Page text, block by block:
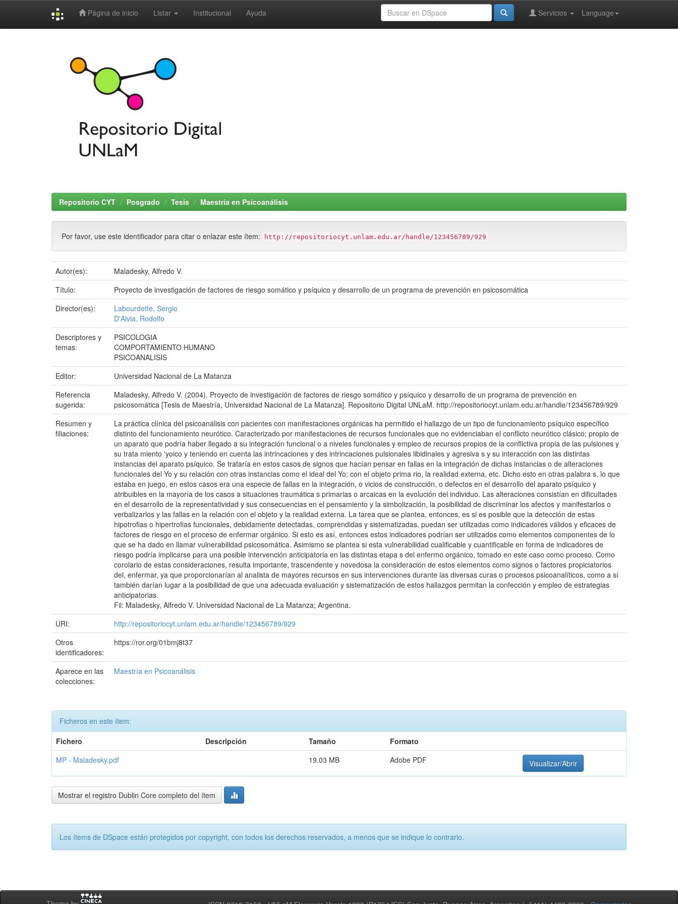
Página de inicio Listar Institucional Ayuda Language
Servicios
Repositorio CYT Posgrado Tesis Maestría en Psicoanálisis
Por favor, use este identificador para citar o enlazar este ítem: http://repositoriocyt.unlam.edu.ar/handle/123456789/929
Autor(es):
Maladesky, Alfredo V.
Título:
Proyecto de investigación de factores de riesgo somático y psíquico y desarrollo de un programa de prevención en psicosomática
Director(es):
Labourdette, Sergio
D'Alvia, Rodolfo
Descriptores y
temas:
PSICOLOGIA
COMPORTAMIENTO HUMANO
PSICOANALISIS
Editor:
Universidad Nacional de La Matanza
Referencia
sugerida:
Maladesky, Alfredo V. (2004). Proyecto de investigación de factores de riesgo somático y psíquico y desarrollo de un programa de prevención en
psicosomática [Tesis de Maestría, Universidad Nacional de La Matanza]. Repositorio Digital UNLaM. http://repositoriocyt.unlam.edu.ar/handle/123456789/929
Resumen y
filiaciones:
La práctica clínica del psicoanálisis con pacientes con manifestaciones orgánicas ha permitido el hallazgo de un tipo de funcionamiento psíquico específico
distinto del funcionamiento neurótico. Caracterizado por manifestaciones de recursos funcionales que no evidenciaban el conflicto neurótico clásico; propio de
un aparato que podría haber llegado a su integración funcional o a niveles funcionales y empleo de recursos propios de la conflictiva propia de las pulsiones y
su trata miento 'yoico y teniendo en cuenta las intrincaciones y des intrincaciones pulsionales libidinales y agresiva s y su interacción con las distintas
instancias del aparato psíquico. Se trataría en estos casos de signos que hacían pensar en fallas en la integración de dichas instancias o de alteraciones
funcionales del Yo y su relación con otras instancias como el ideal del Yo; con el objeto prima rio, la realidad externa, etc. Dicho esto en otras palabra s, lo que
estaba en juego, en estos casos era una especie de fallas en la integración, o vicios de construcción, o defectos en el desarrollo del aparato psíquico y
atribuibles en la mayoría de los casos a situaciones traumática s primarias o arcaicas en la evolución del individuo. Las alteraciones consistían en dificultades
en el desarrollo de la representatividad y sus consecuencias en el pensamiento y la simbolización, la posibilidad de discriminar los afectos y manifestarlos o
verbalizarlos y las fallas en la relación con el objeto y la realidad externa. La tarea que se plantea, entonces, es si es posible que la detección de estas
hipotrofias o hipertrofias funcionales, debidamente detectadas, comprendidas y sistematizadas, puedan ser utilizadas como indicadores válidos y eficaces de
factores de riesgo en el proceso de enfermar orgánico. Si esto es así, entonces estos indicadores podrían ser utilizados como elementos componentes de lo
que se ha dado en llamar vulnerabilidad psicosomática. Asimismo se plantea si esta vulnerabilidad cualificable y cuantificable en forma de indicadores de
riesgo podría implicarse para una posible intervención anticipatoria en las distintas etapa s del enfermo orgánico, tomado en este caso como proceso. Como
corolario de estas consideraciones, resulta importante, trascendente y novedosa la consideración de estos elementos como signos o factores propiciatorios
del, enfermar, ya que proporcionarían al analista de mayores recursos en sus intervenciones durante las diversas curas o procesos psicoanalíticos, como a sí
también darían lugar a la posibilidad de que una adecuada evaluación y sistematización de estos hallazgos permitan la confección y empleo de estrategias
anticipatorias.
Fil: Maladesky, Alfredo V. Universidad Nacional de La Matanza; Argentina.
URI:
http://repositoriocyt.unlam.edu.ar/handle/123456789/929
Otros
identificadores:
https://ror.org/01bmj8t37
Aparece en las
colecciones:
Maestría en Psicoanálisis
Ficheros en este ítem:
Fichero
Descripción Tamaño
Formato
MP - Maladesky.pdf
19.03 MB Adobe PDF Visualizar/Abrir
Mostrar el registro Dublin Core completo del ítem
Los ítems de DSpace están protegidos por copyright, con todos los derechos reservados, a menos que se indique lo contrario.